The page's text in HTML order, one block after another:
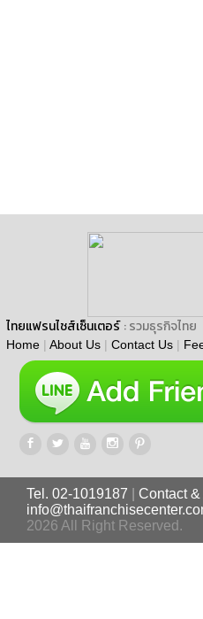
ไทยแฟรนไชส์เซ็นเตอร์ : รวมธุรกิจไทย
Home | About Us | Contact Us |
Tel. 02-1019187
Contact
2026 All Right Reserved.